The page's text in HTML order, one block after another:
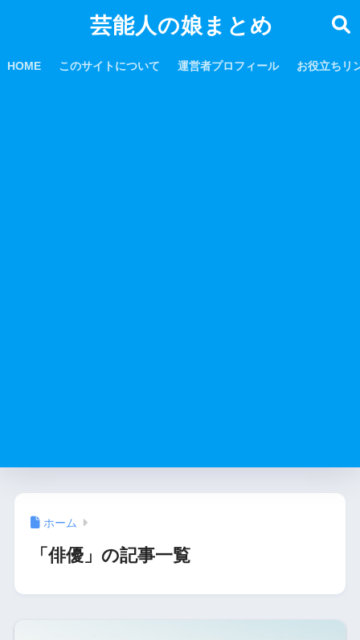
芸能人の娘まとめ
HOME このサイトについて 運営者プロフィール お役立ちリ
ホーム
「俳優」の記事一覧